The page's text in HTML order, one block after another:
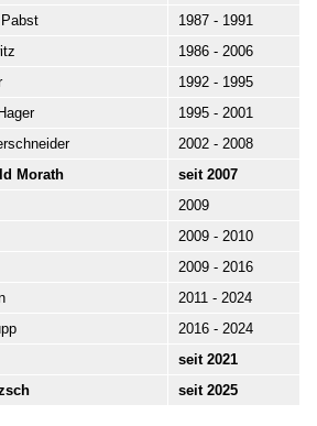
1987 - 1991
1986 - 2006
1992 - 1995
1995 - 2001
2002 - 2008
Morath
seit 2007
2009
2009 - 2010
2009 - 2016
2011 - 2024
2016 - 2024
seit 2021
seit 2025